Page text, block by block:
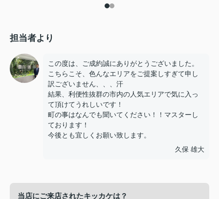
担当者より
この度は、ご成約誠にありがとうございました。
こちらこそ、色んなエリアをご提案しすぎて申し
訳ございません、、、汗
結果、利便性抜群の市内の人気エリアで気に入っ
て頂けてうれしいです！
町の事はなんでも聞いてください！！マスターし
ております！
今後とも宜しくお願い致します。
久保 雄大
当店にご来店されたキッカケは？